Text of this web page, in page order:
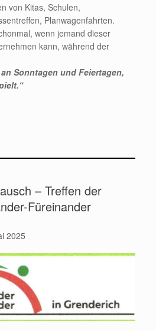
von Kitas, Schulen,
Planwagenfahrten.
wenn jemand dieser
kann, während der
Sonntagen und Feiertagen,
– Treffen der
Füreinander
2025